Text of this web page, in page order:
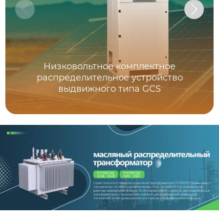
Низковольтное комплектное
распределительное устройство
выдвижного типа GCS